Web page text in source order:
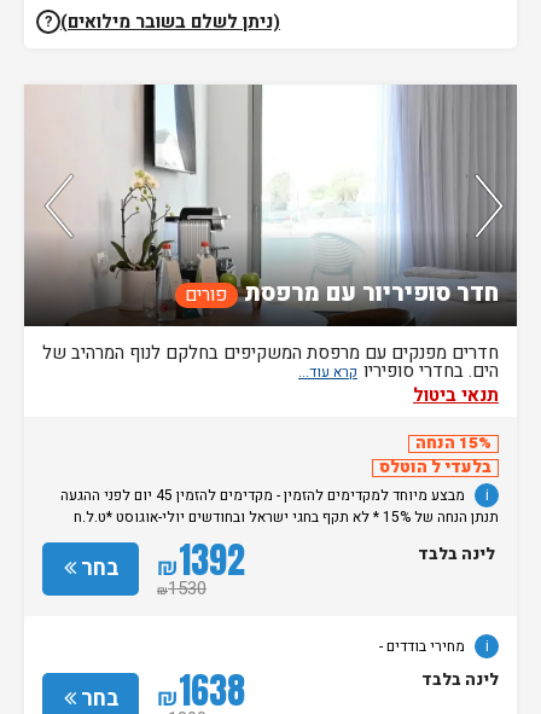
(ניתן לשלם בשובר מילואים) ?
87% מהזוגות ששהו בחדר זה אהבו אותו
חדר סופיריור עם מרפסת פורים
חדרים מפנקים עם מרפסת המשקיפים בחלקם לנוף המרהיב של
הים. בחדרי סופיריו
תנאי ביטול
15% הנחה
בלעדי ל הוטלס
i
מבצע מיוחד למקדימים להזמין - מקדימים להזמין 45 יום לפני ההגעה
תנתן הנחה של 15% * לא תקף בחגי ישראל ובחודשים יולי-אוגוסט *ט.ל.ח
בחר ₪1392
₪1530
לינה בלבד
i מחירי בודדים -
בחר ₪1638 לינה בלבד